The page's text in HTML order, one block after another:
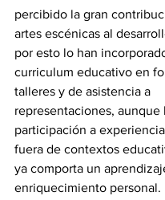
percibido la gran
artes escénicas al
por esto lo han
curriculum educativo en
talleres y de asistencia a
representaciones, aunque
participación a
fuera de contextos
ya comporta un
enriquecimiento personal.